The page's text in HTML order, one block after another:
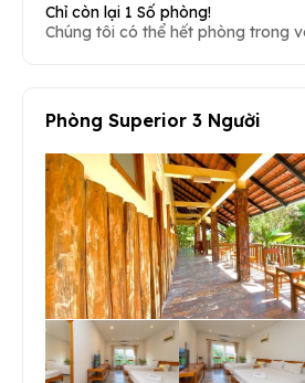
Chỉ còn lại 1 Số phòng!
Chúng tôi có thể hết phòng trong
Phòng Superior 3 Người